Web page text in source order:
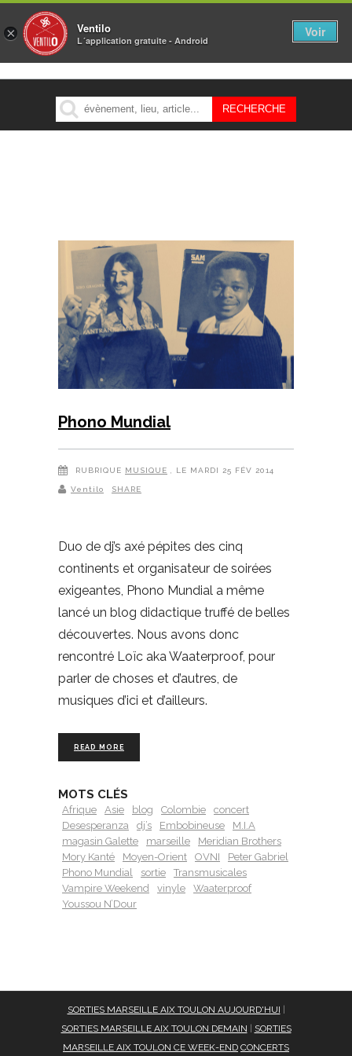
MENU
Phono Mundial
RUBRIQUE MUSIQUE , LE MARDI 25 FÉV 2014
Ventilo SHARE
Duo de dj’s axé pépites des cinq
continents et organisateur de soirées
exigeantes, Phono Mundial a même
lancé un blog didactique truffé de belles
découvertes. Nous avons donc
rencontré Loïc aka Waaterproof, pour
parler de choses et d’autres, de
musiques d’ici et d’ailleurs.
READ MORE
MOTS CLÉS
Afrique Asie blog Colombie
concert
Desesperanza
dj’s Embobineuse
M.I.A
magasin Galette
marseille
Meridian Brothers
Mory Kanté
Moyen-Orient OVNI
Peter Gabriel
Phono Mundial
sortie
Transmusicales
Vampire Weekend
vinyle
Waaterproof
Youssou N’Dour
SORTIES MARSEILLE AIX TOULON AUJOURD'HUI
SORTIES MARSEILLE AIX TOULON DEMAIN
SORTIES
MARSEILLE AIX TOULON CE WEEK-END CONCERTS
× Ventilo
L´application gratuite - Android
Voir